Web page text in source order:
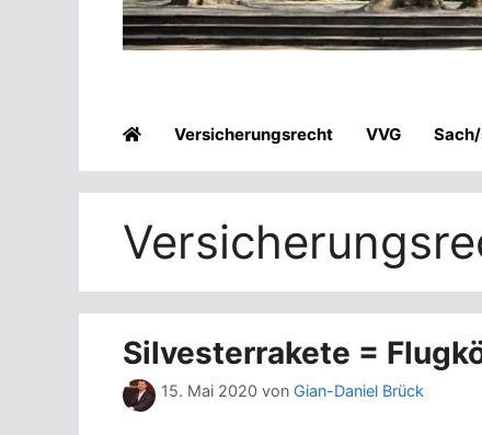
Versicherungsrecht VVG
Silvesterrakete =
15. Mai 2020 von Gian-Daniel Brück